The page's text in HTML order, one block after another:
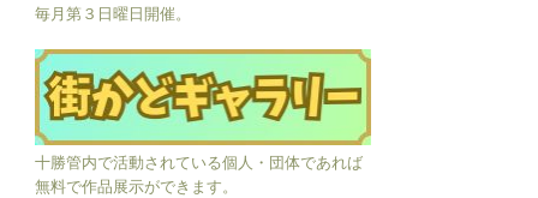
毎月第３日曜日開催。
十勝管内で活動されている個人・団体であれば
無料で作品展示ができます。